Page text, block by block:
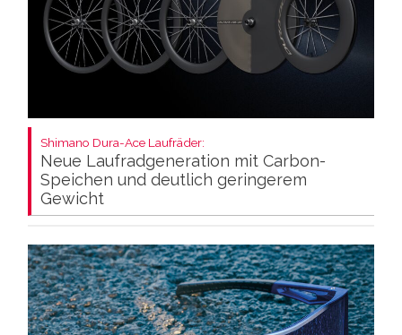
Shimano Dura-Ace Laufräder:
Neue Laufradgeneration mit Carbon-
Speichen und deutlich geringerem
Gewicht